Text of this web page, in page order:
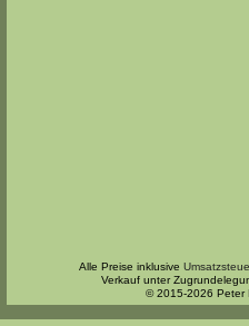
Alle Preise inklusive
Verkauf unter
© 2015-2026 Peter